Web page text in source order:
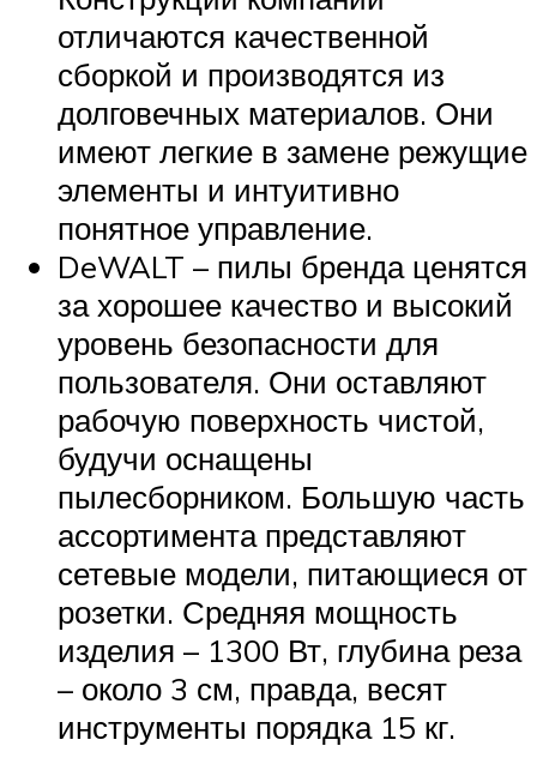
отличаются качественной
сборкой и производятся из
долговечных материалов. Они
имеют легкие в замене режущие
элементы и интуитивно
понятное управление.
DeWALT – пилы бренда ценятся
за хорошее качество и высокий
уровень безопасности для
пользователя. Они оставляют
рабочую поверхность чистой,
будучи оснащены
пылесборником. Большую часть
ассортимента представляют
сетевые модели, питающиеся от
розетки. Средняя мощность
изделия – 1300 Вт, глубина реза
– около 3 см, правда, весят
инструменты порядка 15 кг.